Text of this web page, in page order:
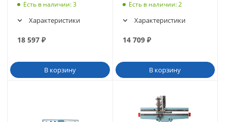
Есть в наличии: 3
Характеристики
18 597 ₽
В корзину
Есть в наличии: 2
Характеристики
14 709₽
В корзину